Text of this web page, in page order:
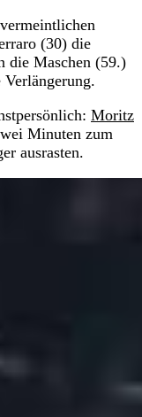
(30) die
die Maschen (59.)
Moritz
Minuten zum
ausrasten.